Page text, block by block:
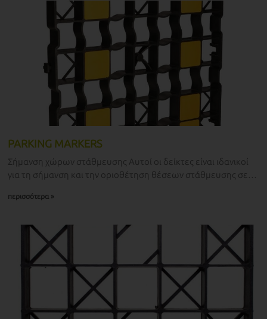
PARKING MARKERS
Σήμανση χώρων στάθμευσης Αυτοί οι δείκτες είναι ιδανικοί
για τη σήμανση και την οριοθέτηση θέσεων στάθμευσης σε
περισσότερα »